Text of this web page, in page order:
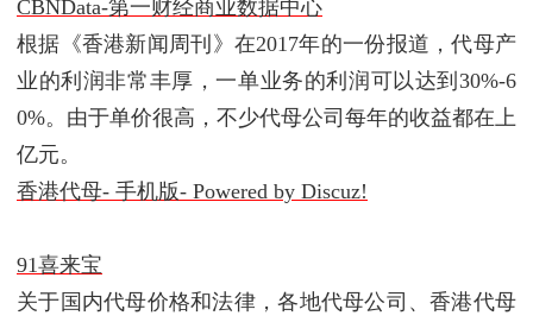
CBNData-第一财经商业数据中心
根据《香港新闻周刊》在2017年的一份报道，代母产
业的利润非常丰厚，一单业务的利润可以达到30%-6
0%。由于单价很高，不少代母公司每年的收益都在上
亿元。
香港代母- 手机版- Powered by Discuz!
91喜来宝
关于国内代母价格和法律，各地代母公司、香港代母